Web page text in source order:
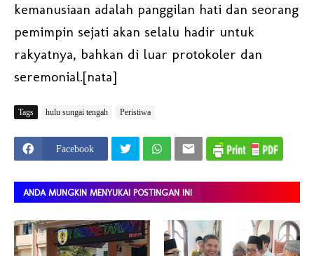
kemanusiaan adalah panggilan hati dan seorang
pemimpin sejati akan selalu hadir untuk
rakyatnya, bahkan di luar protokoler dan
seremonial.[nata]
Tags hulu sungai tengah Peristiwa
Facebook
ANDA MUNGKIN MENYUKAI POSTINGAN INI